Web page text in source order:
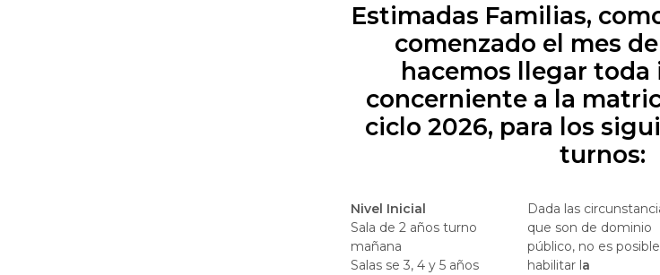
Estimadas Familias,
comenzado el mes
hacemos llegar toda
concerniente a la
ciclo 2026, para los
turnos:
Nivel Inicial
Sala de 2 años turno
mañana
Salas se 3, 4 y 5 años
Dada las
que son de dominio
público, no es posible
habilitar la